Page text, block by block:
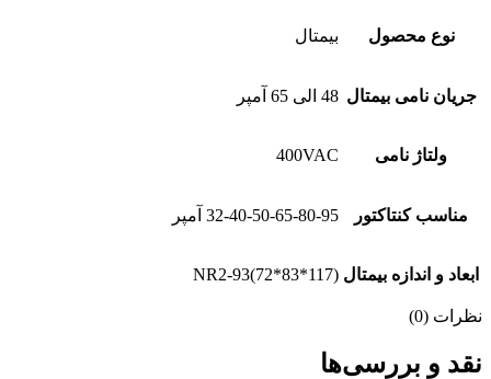
نوع محصول بیمتال
جریان نامی بیمتال 48 الی 65 آمپر
ولتاژ نامی 400VAC
مناسب کنتاکتور 32-40-50-65-80-95 آمپر
ابعاد و اندازه بیمتال NR2-93(72*83*117)
نظرات (0)
نقد و بررسی‌ها